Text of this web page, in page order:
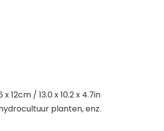
12cm / 13.0 x 10.2 x 4.7in
planten, enz.